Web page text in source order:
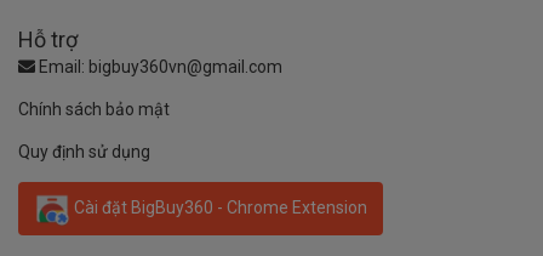
Hỗ trợ
Email: bigbuy360vn@gmail.com
Chính sách bảo mật
Quy định sử dụng
Cài đặt BigBuy360 - Chrome Extension